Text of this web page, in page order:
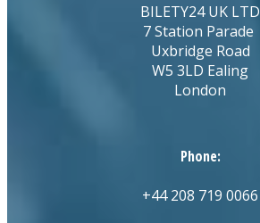
BILETY24 UK LTD
7 Station Parade
Uxbridge Road
W5 3LD Ealing
London
Phone:
+44 208 719 0066